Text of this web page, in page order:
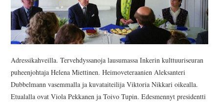
BLOGI
YHTEYSTIEDOT
Adressikahveilla. Tervehdyssanoja lausumassa Inkerin kulttuuriseuran
puheenjohtaja Helena Miettinen. Heimoveteraanien Aleksanteri
Dubbelmann vasemmalla ja kuvataiteilija Viktoria Nikkari oikealla.
Etualalla ovat Viola Pekkanen ja Toivo Tupin. Edesmennyt presidentti